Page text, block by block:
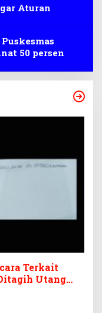
Aturan
50 persen
Terkait
Utang